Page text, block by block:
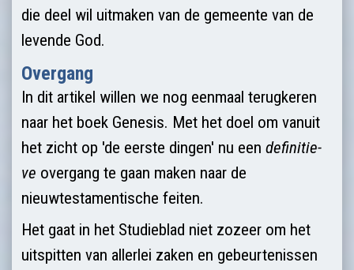
die deel wil uitmaken van de gemeente van de
levende God.
Overgang
In dit artikel willen we nog eenmaal terugkeren
naar het boek Genesis. Met het doel om vanuit
het zicht op 'de eerste dingen' nu een definitie­
ve overgang te gaan maken naar de
nieuwtestamentische feiten.
Het gaat in het Studieblad niet zozeer om het
uitspitten van allerlei zaken en gebeurtenissen